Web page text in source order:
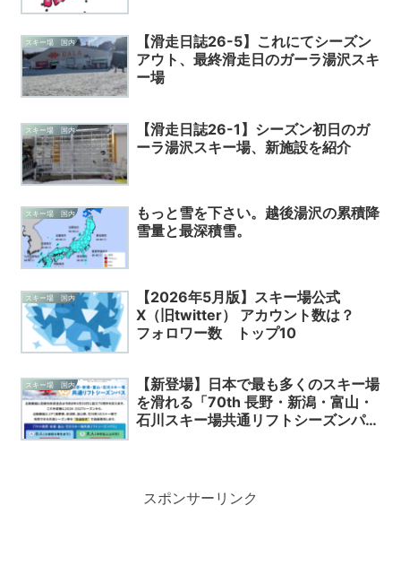
スキー場 国内
【滑走日誌26-5】これにてシーズン
アウト、最終滑走日のガーラ湯沢スキ
ー場
スキー場 国内
【滑走日誌26-1】シーズン初日のガ
ーラ湯沢スキー場、新施設を紹介
スキー場 国内
もっと雪を下さい。越後湯沢の累積降
雪量と最深積雪。
スキー場 国内
【2026年5月版】スキー場公式
X（旧twitter） アカウント数は？
フォロワー数 トップ10
スキー場 国内
【新登場】日本で最も多くのスキー場
を滑れる「70th 長野・新潟・富山・
石川スキー場共通リフトシーズンパ
スポンサーリンク